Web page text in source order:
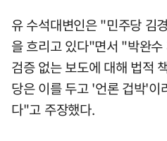
유 수석대변인은 "민주당 김
을 흐리고 있다"면서 "박완
검증 없는 보도에 대해 법적
당은 이를 두고 '언론 겁박'이
다"고 주장했다.